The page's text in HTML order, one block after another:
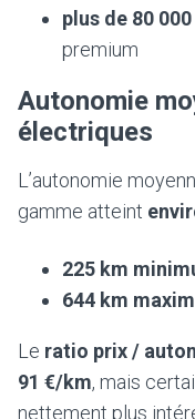
plus de 80 000
premium
Autonomie
électriques
L’autonomie
gamme atteint
225 km
644 km
Le ratio prix /
91 €/km, mais
nettement plus